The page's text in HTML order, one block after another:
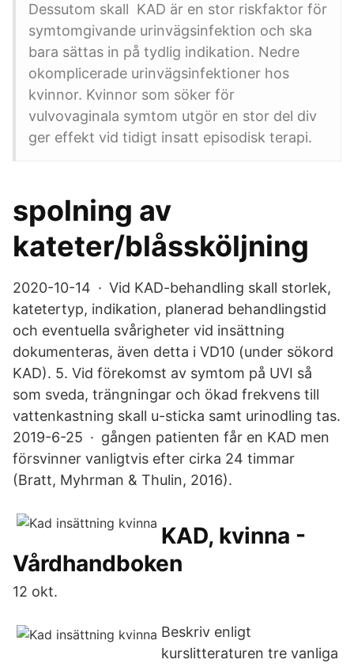
Dessutom skall KAD är en stor riskfaktor för
symtomgivande urinvägsinfektion och ska
bara sättas in på tydlig indikation. Nedre
okomplicerade urinvägsinfektioner hos
kvinnor. Kvinnor som söker för
vulvovaginala symtom utgör en stor del div
ger effekt vid tidigt insatt episodisk terapi.
spolning av
kateter/blåssköljning
2020-10-14 · Vid KAD-behandling skall storlek,
katetertyp, indikation, planerad behandlingstid
och eventuella svårigheter vid insättning
dokumenteras, även detta i VD10 (under sökord
KAD). 5. Vid förekomst av symtom på UVI så
som sveda, trängningar och ökad frekvens till
vattenkastning skall u-sticka samt urinodling tas.
2019-6-25 · gången patienten får en KAD men
försvinner vanligtvis efter cirka 24 timmar
(Bratt, Myhrman & Thulin, 2016).
KAD, kvinna -
Vårdhandboken
12 okt.
Beskriv enligt
kurslitteraturen tre vanliga